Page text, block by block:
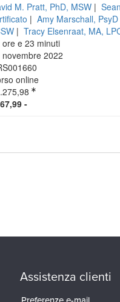
M. Pratt, PhD, MSW |
| Amy Marschall, PsyD
| Tracy Elsenraat, MA,
ore e 23 minuti
novembre 2022
online
-
Assistenza clienti